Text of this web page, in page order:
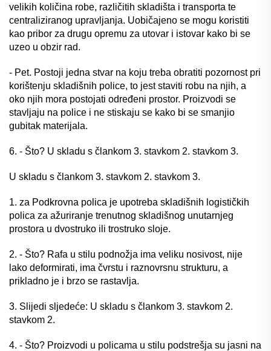
velikih količina robe, različitih skladišta i transporta te
centraliziranog upravljanja. Uobičajeno se mogu koristiti
kao pribor za drugu opremu za utovar i istovar kako bi se
uzeo u obzir rad.
- Pet. Postoji jedna stvar na koju treba obratiti pozornost pri
korištenju skladišnih police, to jest staviti robu na njih, a
oko njih mora postojati određeni prostor. Proizvodi se
stavljaju na police i ne stiskaju se kako bi se smanjio
gubitak materijala.
6. - Što? U skladu s člankom 3. stavkom 2. stavkom 3.
U skladu s člankom 3. stavkom 2. stavkom 3.
1. za Podkrovna polica je upotreba skladišnih logističkih
polica za ažuriranje trenutnog skladišnog unutarnjeg
prostora u dvostruko ili trostruko sloje.
2. - Što? Rafa u stilu podnožja ima veliku nosivost, nije
lako deformirati, ima čvrstu i raznovrsnu strukturu, a
prikladno je i brzo se rastavlja.
3. Slijedi sljedeće: U skladu s člankom 3. stavkom 2.
stavkom 2.
4. - Što? Proizvodi u policama u stilu podstrešja su jasni na